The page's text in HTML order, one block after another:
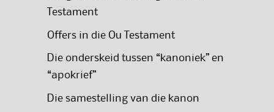
Testament
Offers in die Ou Testament
Die onderskeid tussen “kanoniek” en
“apokrief”
Die samestelling van die kanon